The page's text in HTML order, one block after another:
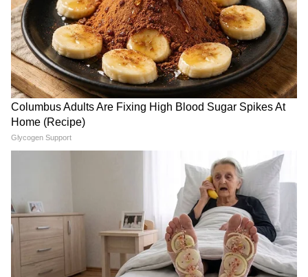
চাকুরীর শুভ সময়। সকালের দিকে ব্যবসায় লাভের
পরিমাণ বাড়তে পারে। আজ সারাদিন আত্মীয়দের
সঙ্গে খুব বুঝে কথা বলবেন। আত্মসংযমী না হতে
পারলে সমস্যা হতে পারে। থিয়েটারের সঙ্গে যুক্ত
ব্যক্তিদের ভাল সময়। ছোট কাউকে সাহায্য করতে
হতে পারে। বিপদের আশঙ্কা রয়েছে, সাবধানে
যাতায়াত করুন।
শুভ দিক উত্তর পূর্ব দিক । শুভ রং সবুজ , আপনার
শুভ পাথার পান্না । শুভ নম্বর ৯২ ।
4
12